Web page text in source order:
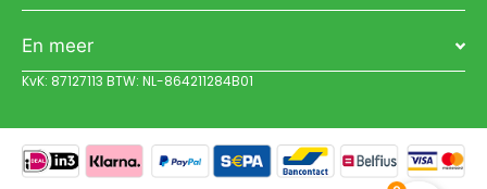
En meer
KvK: 87127113 BTW: NL-864211284B01